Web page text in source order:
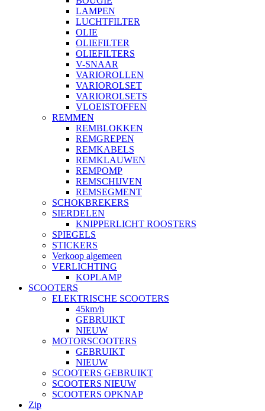
LAMPEN
LUCHTFILTER
OLIE
OLIEFILTER
OLIEFILTERS
V-SNAAR
VARIOROLLEN
VARIOROLSET
VARIOROLSETS
VLOEISTOFFEN
REMMEN
REMBLOKKEN
REMGREPEN
REMKABELS
REMKLAUWEN
REMPOMP
REMSCHIJVEN
REMSEGMENT
SCHOKBREKERS
SIERDELEN
KNIPPERLICHT ROOSTERS
SPIEGELS
STICKERS
Verkoop algemeen
VERLICHTING
KOPLAMP
SCOOTERS
ELEKTRISCHE SCOOTERS
45km/h
GEBRUIKT
NIEUW
MOTORSCOOTERS
GEBRUIKT
NIEUW
SCOOTERS GEBRUIKT
SCOOTERS NIEUW
SCOOTERS OPKNAP
Zip